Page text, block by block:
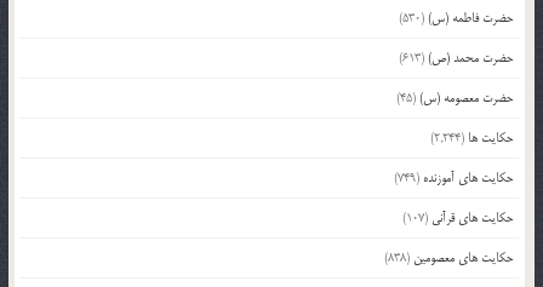
حضرت فاطمه (س)(530)
حضرت محمد (ص)(613)
حضرت معصومه (س)(45)
حکایت ها (2,244)
حکایت های آموزنده (749)
حکایت های قرآنی (107)
حکایت های معصومین (838)